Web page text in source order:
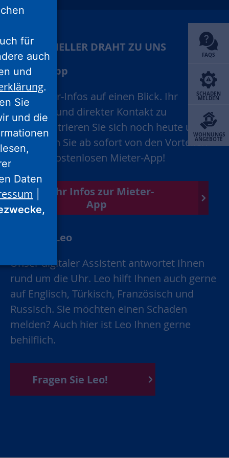
FAQS
SCHADEN
MELDEN
WOHNUNGS
ANGEBOTE
IHR SCHNELLER DRAHT ZU UNS
Mieter-App
Alle Mieter-Infos auf einen Blick. Ihr
schneller und direkter Kontakt zu
uns. Registrieren Sie sich noch heute und
profitieren Sie ab sofort von den Vorteilen
unserer kostenlosen Mieter-App!
Mehr Infos zur Mieter-
App
Chatbot Leo
Unser digitaler Assistent antwortet Ihnen
rund um die Uhr. Leo hilft Ihnen auch gerne
auf Englisch, Türkisch, Französisch und
Russisch. Sie möchten einen Schaden
melden? Auch hier ist Leo Ihnen gerne
behilflich.
Fragen Sie Leo!
für
auch
und
.
Sie
und die
Daten